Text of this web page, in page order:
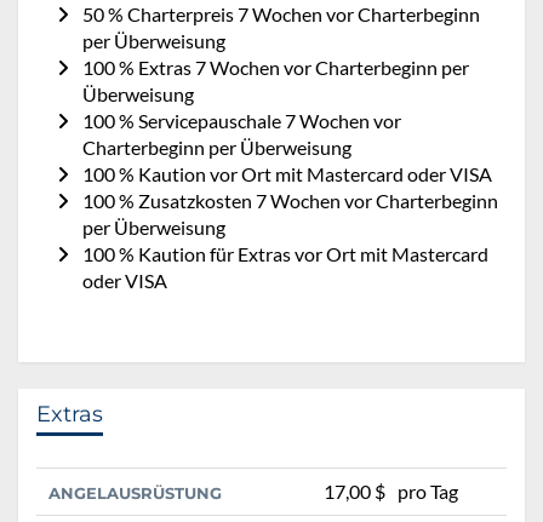
50 % Charterpreis 7 Wochen vor Charterbeginn
per Überweisung
100 % Extras 7 Wochen vor Charterbeginn per
Überweisung
100 % Servicepauschale 7 Wochen vor
Charterbeginn per Überweisung
100 % Kaution vor Ort mit Mastercard oder VISA
100 % Zusatzkosten 7 Wochen vor Charterbeginn
per Überweisung
100 % Kaution für Extras vor Ort mit Mastercard
oder VISA
Extras
ANGELAUSRÜSTUNG 17,00 $ pro Tag